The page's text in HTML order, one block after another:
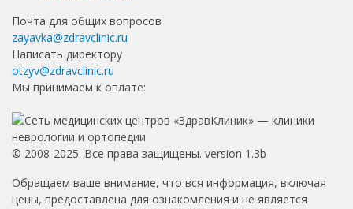
Почта для общих вопросов
zayavka@zdravclinic.ru
Написать директору
otzyv@zdravclinic.ru
Мы принимаем к оплате:
© 2008-2025. Все права защищены. version 1.3b
Обращаем ваше внимание, что вся информация, включая
цены, предоставлена для ознакомления и не является